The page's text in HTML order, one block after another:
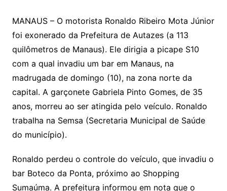
MANAUS – O motorista Ronaldo Ribeiro Mota Júnior
foi exonerado da Prefeitura de Autazes (a 113
quilômetros de Manaus). Ele dirigia a picape S10
com a qual invadiu um bar em Manaus, na
madrugada de domingo (10), na zona norte da
capital. A garçonete Gabriela Pinto Gomes, de 35
anos, morreu ao ser atingida pelo veículo. Ronaldo
trabalha na Semsa (Secretaria Municipal de Saúde
do município).
Ronaldo perdeu o controle do veículo, que invadiu o
bar Boteco da Ponta, próximo ao Shopping
Sumaúma. A prefeitura informou em nota que o